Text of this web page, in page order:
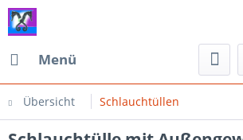
Menü
Übersicht Schlauchtüllen